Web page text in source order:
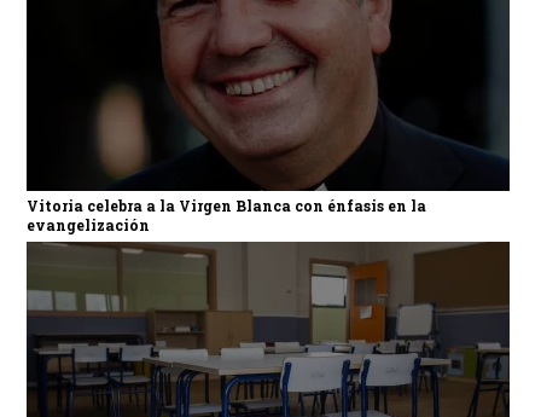
Vitoria celebra a la Virgen Blanca con énfasis en la
evangelización